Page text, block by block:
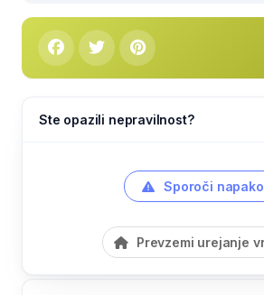
Ste opazili nepravilnost?
Sporoči napako
Prevzemi urejanje